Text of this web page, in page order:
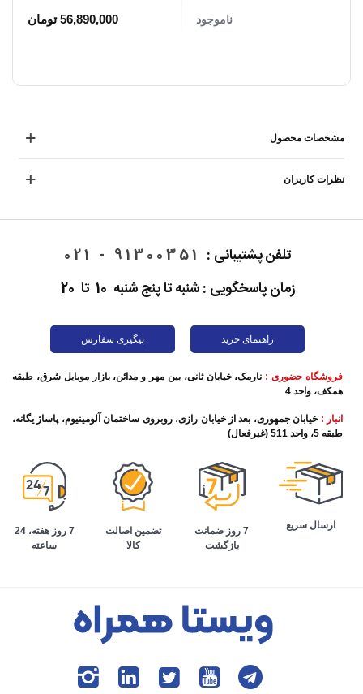
ناموجود 56,890,000 تومان
مشخصات محصول
نظرات کاربران
تلفن پشتیبانی : 91300351 - 021
زمان پاسخگویی : شنبه تا پنج شنبه 10 تا 20
راهنمای خرید پیگیری سفارش
فروشگاه حضوری : نارمک، خیابان ثانی، بین مهر و مدائن، بازار موبایل شرق، طبقه
همکف، واحد 4
انبار : خیابان جمهوری، بعد از خیابان رازی، روبروی ساختمان آلومینیوم، پاساژ یگانه،
طبقه 5، واحد 511 (غیرفعال)
ارسال سریع
7 روز ضمانت
بازگشت
تضمین اصالت
کالا
7 روز هفته، 24
ساعته